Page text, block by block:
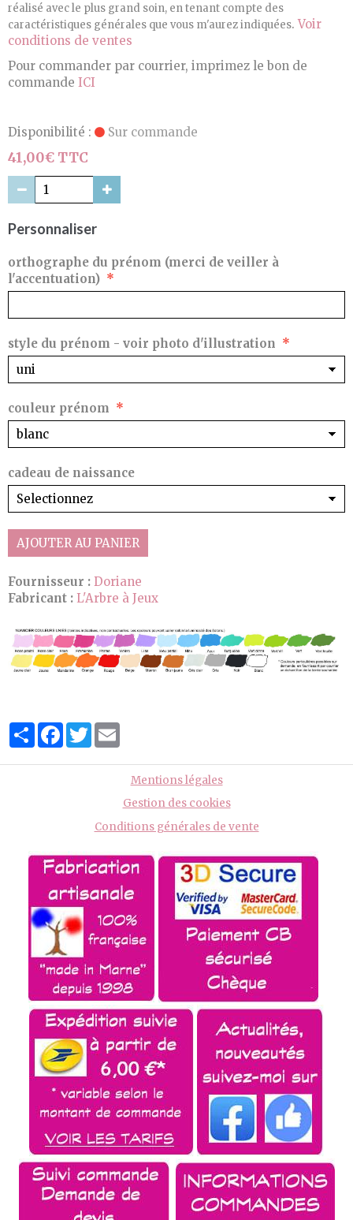
réalisé avec le plus grand soin, en tenant compte des
caractéristiques générales que vous m'aurez indiquées.Voir
conditions de ventes
Pour commander par courrier, imprimez le bon de
commande ICI
Disponibilité : Sur commande
41,00€ TTC
Personnaliser
orthographe du prénom (merci de veiller à
l'accentuation)
style du prénom - voir photo d'illustration
couleur prénom
cadeau de naissance
AJOUTER AU PANIER
Fournisseur : Doriane
Fabricant : L'Arbre à Jeux
PartagerFacebook
Twitter
Mentions légales
Gestion des cookies
Conditions générales de vente